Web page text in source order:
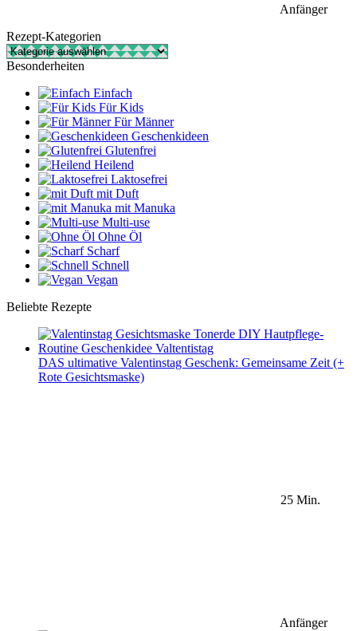
Anfänger
Rezept-Kategorien
Rezept-
Kategorien
Besonderheiten
Einfach
Für Kids
Für Männer
Geschenkideen
Glutenfrei
Heilend
Laktosefrei
mit Duft
mit Manuka
Multi-use
Ohne Öl
Scharf
Schnell
Vegan
Beliebte Rezepte
DAS ultimative Valentinstag Geschenk: Gemeinsame Zeit (+
Rote Gesichtsmaske)
25 Min.
Anfänger